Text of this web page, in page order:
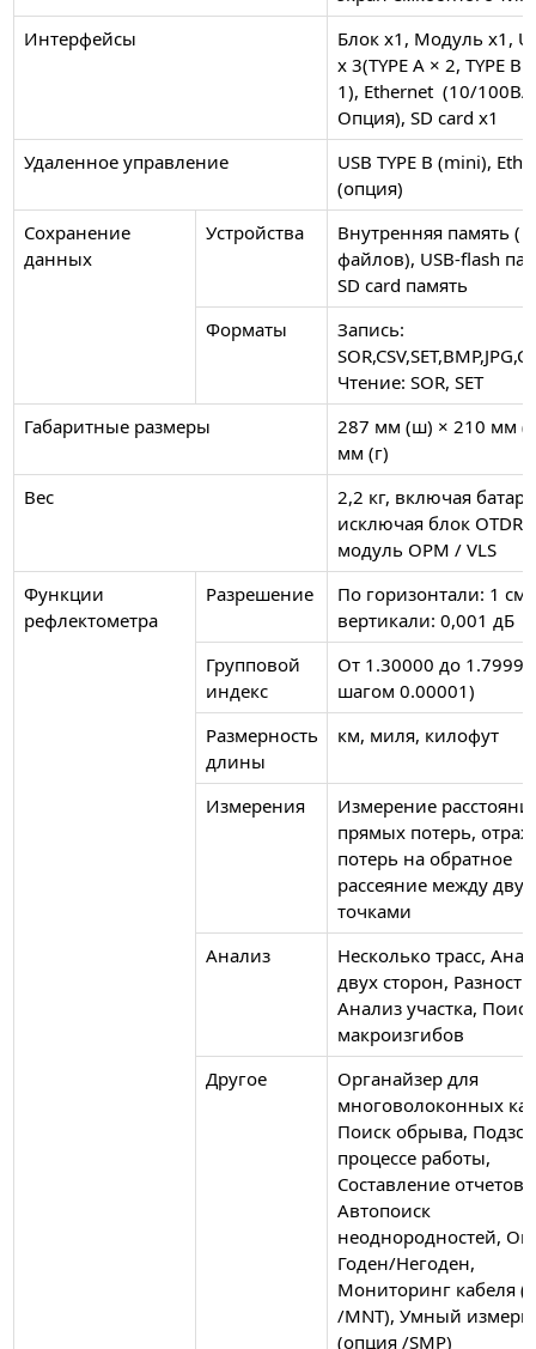
Интерфейсы
Блок х1, Модуль х1,
x 3(TYPE A × 2, TYPE B
1), Ethernet (10/
Опция), SD card х1
Удаленное управление
USB TYPE B (mini),
(опция)
Сохранение
данных
Устройства
Внутренняя память (
файлов), USB-flash
SD card память
Форматы
Запись:
Чтение: SOR, SET
Габаритные размеры
287 мм (ш) × 210 мм
мм (г)
Вес
2,2 кг, включая
исключая блок OTDR
модуль OPM / VLS
Функции
рефлектометра
Разрешение
По горизонтали: 1
вертикали: 0,001 дБ
Групповой
индекс
От 1.30000 до 1.79999
шагом 0.00001)
Размерность
длины
км, миля, килофут
Измерения
Измерение
прямых потерь,
потерь на обратное
рассеяние между
точками
Анализ
Несколько трасс,
двух сторон, Разность
Анализ участка, Поиск
макроизгибов
Другое
Органайзер для
многоволоконных
Поиск обрыва,
процессе работы,
Составление отчетов,
Автопоиск
неоднородностей,
Годен/Негоден,
Мониторинг кабеля
/MNT), Умный
(опция /SMP)